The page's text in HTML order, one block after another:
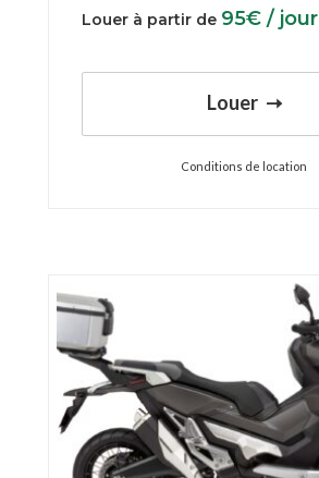
Louer à partir de 95€ / jour
Louer
Conditions de location